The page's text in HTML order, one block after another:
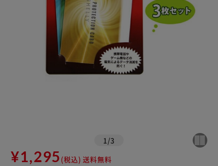
1 /3
¥1,295 (税込) 送料無料